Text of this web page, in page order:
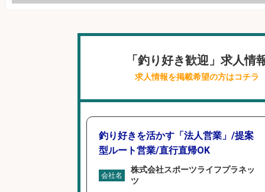
「釣り好き歓迎」求人情
求人情報を掲載希望の方はコチラ
釣り好きを活かす「法人営業」/提案
型ルート営業/直行直帰OK
会社名
株式会社スポーツライフプラネッ
ツ